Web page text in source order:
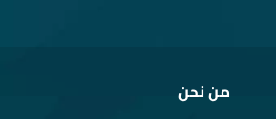
من نحن